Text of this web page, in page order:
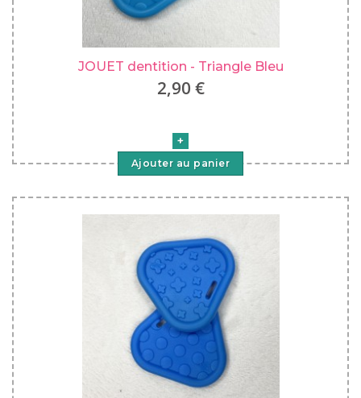
JOUET dentition - Triangle Bleu
2,90 €
Ajouter au panier